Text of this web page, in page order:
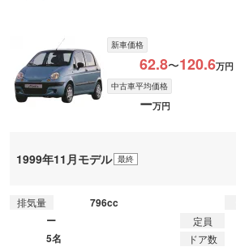
新車価格
62.8〜120.6万円
中古車平均価格
ー万円
1999年11月モデル 最終
排気量 796cc
ー 定員
5名 ドア数